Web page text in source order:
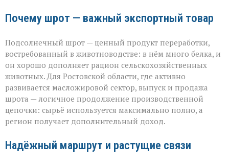
Почему шрот — важный экспортный товар
Подсолнечный шрот — ценный продукт переработки,
востребованный в животноводстве: в нём много белка, и
он хорошо дополняет рацион сельскохозяйственных
животных. Для Ростовской области, где активно
развивается масложировой сектор, выпуск и продажа
шрота — логичное продолжение производственной
цепочки: сырьё используется максимально полно, а
регион получает дополнительный доход.
Надёжный маршрут и растущие связи